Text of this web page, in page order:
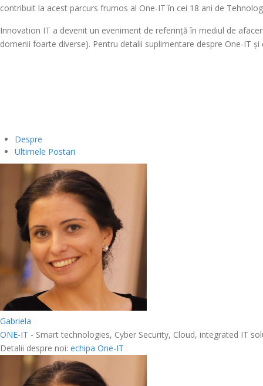
contribuit la acest parcurs frumos al One-IT în cei 18 ani de
Innovation IT a devenit un eveniment de referință în mediul de
domenii foarte diverse). Pentru detalii suplimentare despre One-IT
Despre
Ultimele Postari
Gabriela
ONE-IT - Smart technologies, Cyber Security, Cloud, integrated IT
Detalii despre noi: echipa One-IT